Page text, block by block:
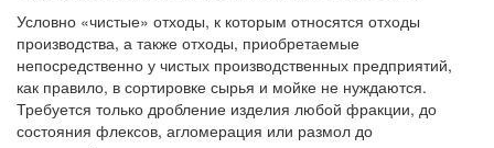
Условно «чистые» отходы, к которым относятся отходы
производства, а также отходы, приобретаемые
непосредственно у чистых производственных предприятий,
как правило, в сортировке сырья и мойке не нуждаются.
Требуется только дробление изделия любой фракции, до
состояния флексов, агломерация или размол до